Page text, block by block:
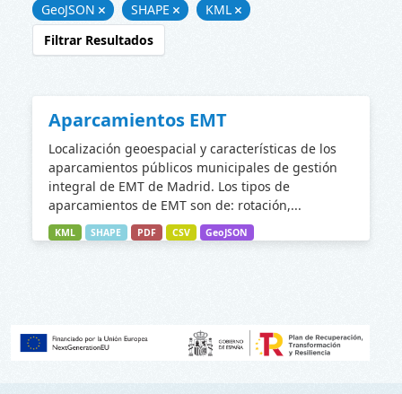
GeoJSON
SHAPE
KML
Filtrar Resultados
Aparcamientos EMT
Localización geoespacial y características de los
aparcamientos públicos municipales de gestión
integral de EMT de Madrid. Los tipos de
aparcamientos de EMT son de: rotación,...
KML SHAPE PDF CSV GeoJSON